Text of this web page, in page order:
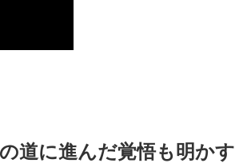
道に進んだ覚悟も明かす